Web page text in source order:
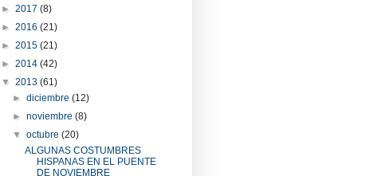
► 2017 (8)
► 2016 (21)
► 2015 (21)
► 2014 (42)
▼ 2013 (61)
►diciembre(12)
►noviembre(8)
▼octubre(20)
ALGUNAS COSTUMBRES
HISPANAS EN EL PUENTE
DE NOVIEMBRE